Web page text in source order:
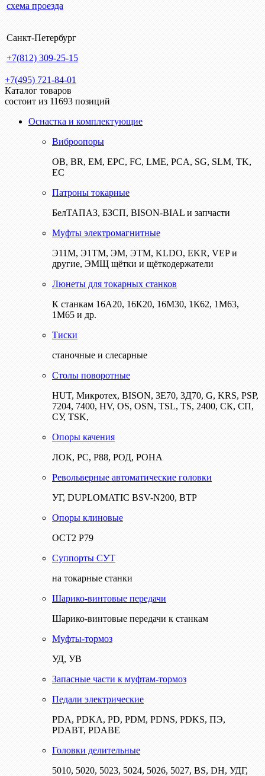
схема проезда
Санкт-Петербург
+7(812) 309-25-15
+7(495) 721-84-01
Каталог товаров
состоит из 11693 позиций
Оснастка и комплектующие
Виброопоры
ОВ, BR, EM, EPC, FC, LME, PCA, SG, SLM, TK,
EC
Патроны токарные
БелТАПАЗ, БЗСП, BISON-BIAL и запчасти
Муфты электромагнитные
Э11М, Э1ТМ, ЭМ, ЭТМ, KLDO, EKR, VEP и
другие, ЭМЩ щётки и щёткодержатели
Люнеты для токарных станков
К станкам 16А20, 16К20, 16М30, 1К62, 1М63,
1М65 и др.
Тиски
станочные и слесарные
Столы поворотные
HUT, Микротех, BISON, 3Е70, 3Д70, G, KRS, PSP,
7204, 7400, HV, OS, OSN, TSL, TS, 2400, СК, СП,
СУ, TSK,
Опоры качения
ЛОК, РС, Р88, РОД, РОНА
Револьверные автоматические головки
УГ, DUPLOMATIC BSV-N200, ВТР
Опоры клиновые
ОСТ2 Р79
Суппорты СУТ
на токарные станки
Шарико-винтовые передачи
Шарико-винтовые передачи к станкам
Муфты-тормоз
УД, УВ
Запасные части к муфтам-тормоз
Педали электрические
PDA, PDKA, PD, PDM, PDNS, PDKS, ПЭ,
PDABT, PDABE
Головки делительные
5010, 5020, 5023, 5024, 5026, 5027, BS, DH, УДГ,